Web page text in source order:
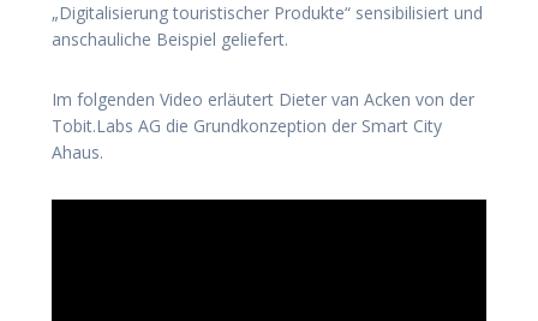
„Digitalisierung touristischer Produkte“ sensibilisiert und
anschauliche Beispiel geliefert.
Im folgenden Video erläutert Dieter van Acken von der
Tobit.Labs AG die Grundkonzeption der Smart City
Ahaus.